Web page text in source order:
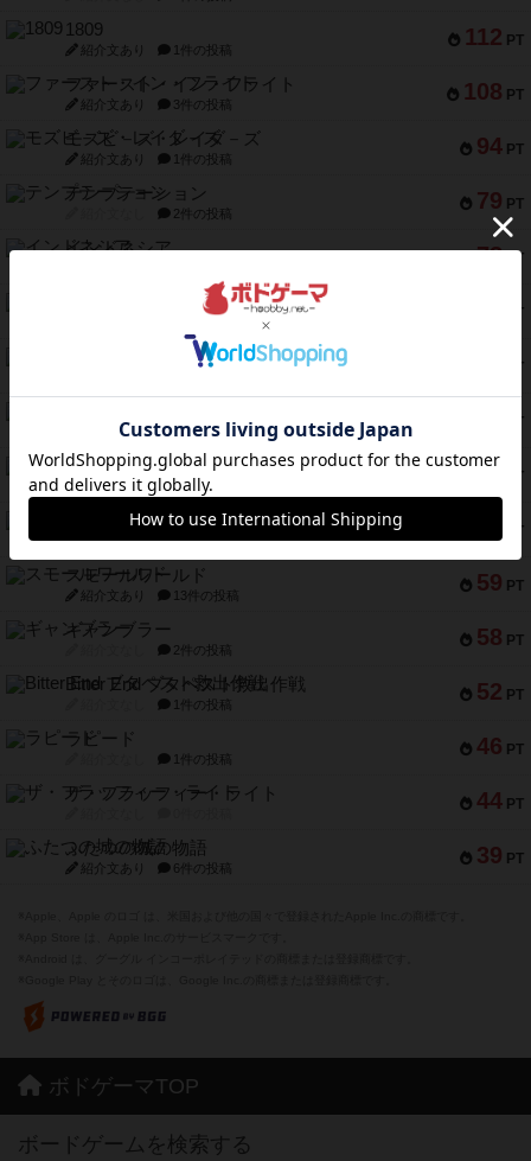
112 PT
1809
紹介文あり 1件の投稿
108 PT
ファースト・イン・フライト
紹介文あり 3件の投稿
94 PT
モズビ－ズ・レイダ－ズ
紹介文あり 1件の投稿
79 PT
テンプテーション
2件の投稿
78 PT
インドネシア
PT
PT
リスボン・トラム 28
PT
紹介文なし 1件の投稿
66 PT
ブラヴェスト
紹介文なし 1件の投稿
PT
スペクタキュラー
紹介文なし 1件の投稿
59 PT
スモールワールド
紹介文あり 13件の投稿
58 PT
ギャンブラー
2件の投稿
52 PT
Bitter End ブタペスト救出作戦
1件の投稿
46 PT
ラピード
1件の投稿
44 PT
ザ・フラッフィー・ライト
39 PT
ふたつの城の物語
紹介文あり 6件の投稿
ボドゲーマTOP
ボードゲームを検索する